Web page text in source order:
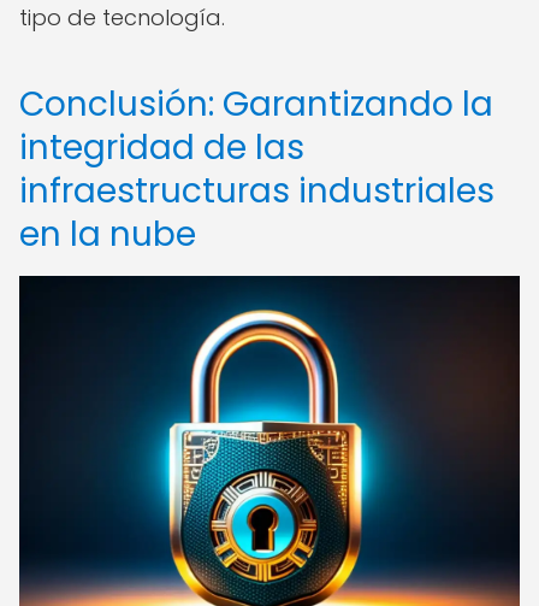
tipo de tecnología.
Conclusión: Garantizando la
integridad de las
infraestructuras industriales
en la nube